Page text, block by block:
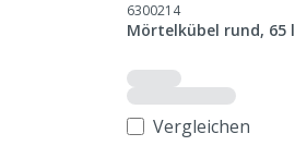
6300214
Mörtelkübel rund, 65 l
Vergleichen